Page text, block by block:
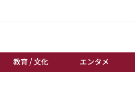
教育 / 文化 エンタメ